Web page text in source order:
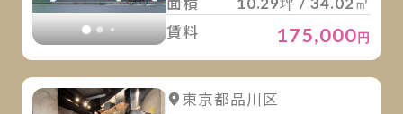
賃料 175,000円
詳細を見る
東京都品川区